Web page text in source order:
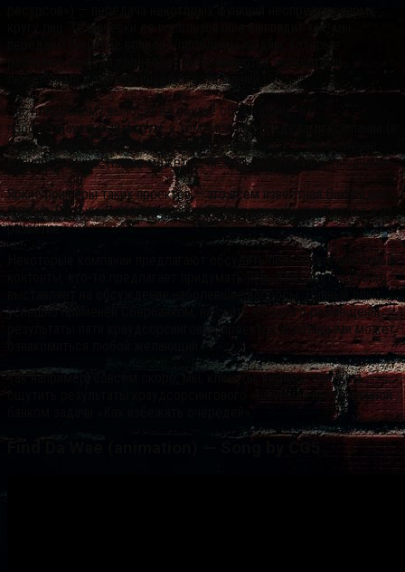
ресурсов») — передача некоторых функций неопределённому
кругу лиц. Технически ее использование выглядит так: мы
передаем решение вопроса/проблемы людям, которые
работают «внутри процесса» либо являются экспертами-
любителями в той или иной области знаний.
Часто проблему выносят на общее обсуждение, на
профессиональный форум, в том числе за пределами компании (в
этом случае краудсорсинг называют внешним). В этом случае
количество участников может исчисляться сотнями и тысячами.
Яркие примеры таких проектов – это всем известная Википедия,
Яндекс-Пробки. Любой желающий может внести свой вклад в их
развитие.
Некоторые компании предлагают обсудить пользователям новые
контенты, кто-то предлагает придумать новый продукт, а кто-то
выставляет на обсуждение наболевшие вопросы. Данный опыт
успешно применен Сбербанком, на сайте которого размещены
результаты пяти краудсорсинговых проектов, с которыми может
Так например, совсем скоро, мы, клиенты, видимо, сможем
ощутить результаты краудсорсингового «штурма» поставленной